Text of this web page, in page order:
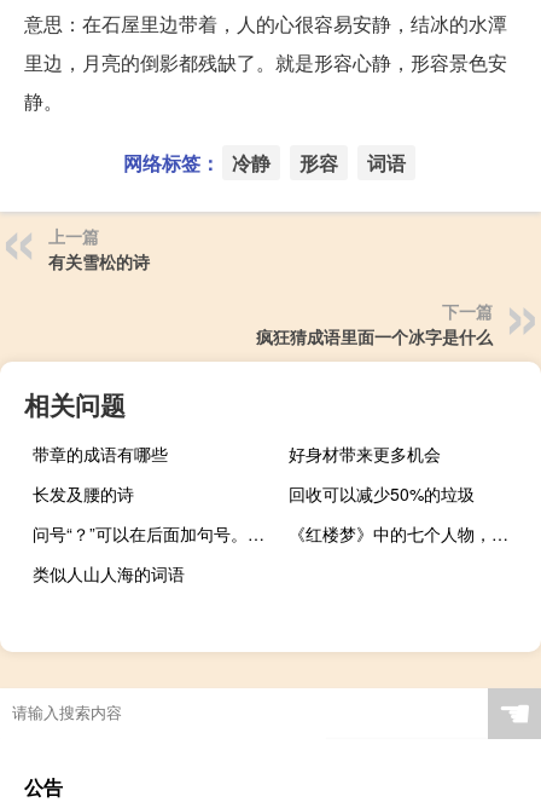
意思：在石屋里边带着，人的心很容易安静，结冰的水潭
里边，月亮的倒影都残缺了。就是形容心静，形容景色安
静。
网络标签： 冷静 形容 词语
上一篇
有关雪松的诗
下一篇
疯狂猜成语里面一个冰字是什么
相关问题
带章的成语有哪些
好身材带来更多机会
长发及腰的诗
回收可以减少50%的垃圾
问号“？”可以在后面加句号。" "?
《红楼梦》中的七个人物，第五个尤三姐
类似人山人海的词语
☚
公告